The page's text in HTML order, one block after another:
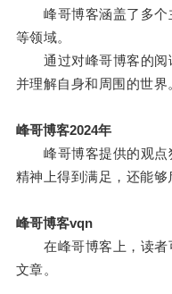
峰哥博客涵盖了多个
等领域。
通过对峰哥博客的阅
并理解自身和周围的世界
峰哥博客2024年
峰哥博客提供的观点
精神上得到满足，还能够
峰哥博客vqn
在峰哥博客上，读者
文章。